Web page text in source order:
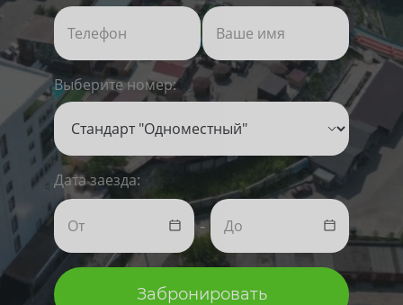
Выберите номер:
Дата заезда:
-
Забронировать